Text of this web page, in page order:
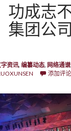
功成志
集团公
资讯, 编纂动态, 网络通谱,
添加评论